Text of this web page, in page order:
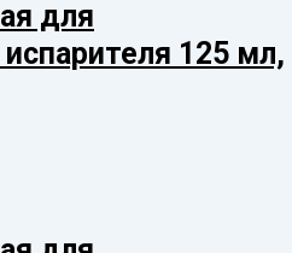
для
125 мл,